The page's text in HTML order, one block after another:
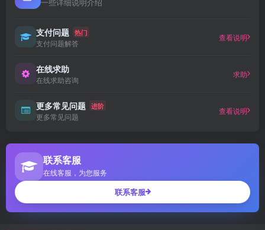
一些详细说明介绍
支付问题 热门
支付问题解答
查看说明
在线求助
在线求助咨询
求助
更多常见问题 进阶
更多常见问题
查看说明
联系客服
在线客服，为您服务
联系客服